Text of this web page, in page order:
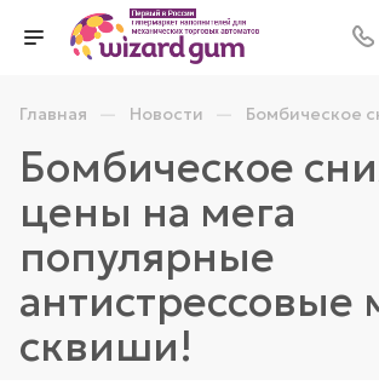
Главная — Новости — Бомбическое
Бомбическое
цены на мега
популярные
антистрессовые
сквиши!